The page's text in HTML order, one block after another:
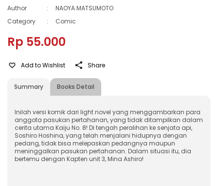
Author :
NAOYA MATSUMOTO
Category
: Comic
Rp 55.000
Summary Books Detail
Add to Wishlist Share
Inilah versi komik dari light novel yang menggambarkan para
anggota pasukan pertahanan, yang tidak ditampilkan dalam
cerita utama Kaiju No. 8! Di tengah peralihan ke senjata api,
Soshiro Hoshina, yang telah menjalani hidupnya dengan
pedang, tidak bisa melepaskan pedangnya maupun
meninggalkan pasukan pertahanan. Dalam situasi itu, dia
bertemu dengan Kapten unit 3, Mina Ashiro!